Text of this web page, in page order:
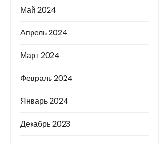
Май 2024
Апрель 2024
Март 2024
Февраль 2024
Январь 2024
Декабрь 2023